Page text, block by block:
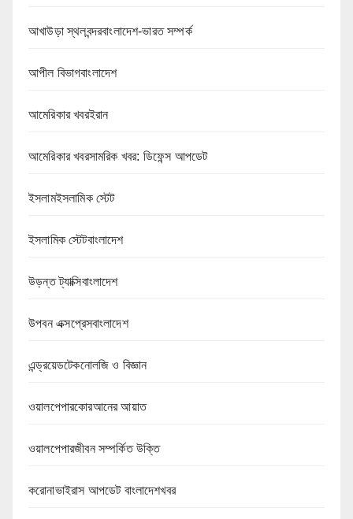
আখাউড়া স্থলবন্দরবাংলাদেশ-ভারত সম্পর্ক
আপীল বিভাগবাংলাদেশ
আমেরিকার খবরইরান
আমেরিকার খবরসামরিক খবর: ডিফেন্স আপডেট
ইসলামইসলামিক স্টেট
ইসলামিক স্টেটবাংলাদেশ
উড়ন্ত ট্যাক্সিবাংলাদেশ
উপবন এক্সপ্রেসবাংলাদেশ
এন্ড্রয়েডটেকনোলজি ও বিজ্ঞান
ওয়ালপেপারকোরআনের আয়াত
ওয়ালপেপারজীবন সম্পর্কিত উক্তি
করোনাভাইরাস আপডেট বাংলাদেশখবর